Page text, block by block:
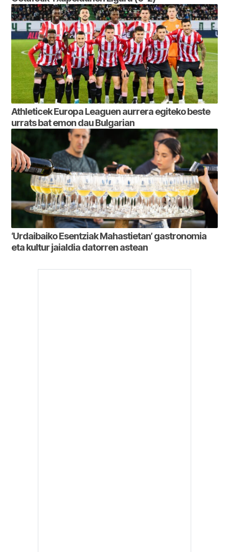
Athleticek Europa Leaguen aurrera egiteko beste
urrats bat emon dau Bulgarian
‘Urdaibaiko Esentziak Mahastietan’ gastronomia
eta kultur jaialdia datorren astean